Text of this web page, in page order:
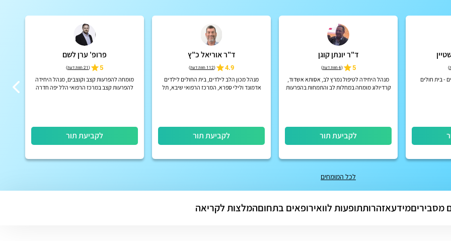
)
- בית חולים
ד"ר יונתן קוגן
5
(6 חוות דעת )
מנהל היחידה לטיפול נמרץ לב, אסותא אשדוד,
קרדיולוג מומחה במחלות לב והתמחות בהפרעות
לקביעת תור
ד"ר אוריאל כ"ץ
4.9
(112 חוות דעת )
מנהל מכון הלב לילדים, בית החולים לילדים
אדמונד ולילי ספרא, המרכז הרפואי שיבא, תל
לקביעת תור
פרופ' ערן לשם
5
(21 חוות דעת )
מומחה להפרעות קצב וקוצבים, מנהל היחידה
להפרעות קצב במרכז הרפואי הלל יפה חדרה
לקביעת תור
לכל המומחים
מסביריםמידעאזהרותתופעות לוואירופאים בתחוםהמלצות לקריאה